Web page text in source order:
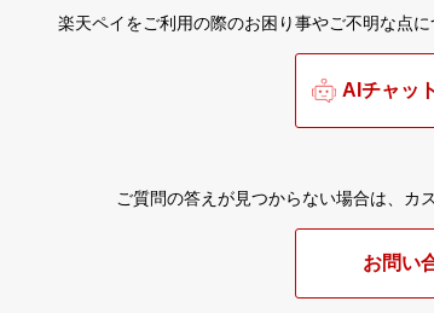
楽天ペイをご利用の際のお困り事やご不明な点に
AIチャッ
ご質問の答えが見つからない場合は、 カ
お問い